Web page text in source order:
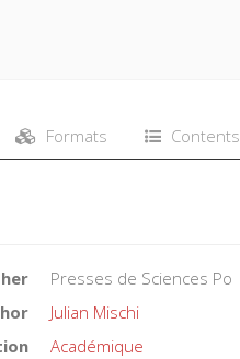
Formats Contents
Presses de Sciences Po
Julian Mischi
Académique